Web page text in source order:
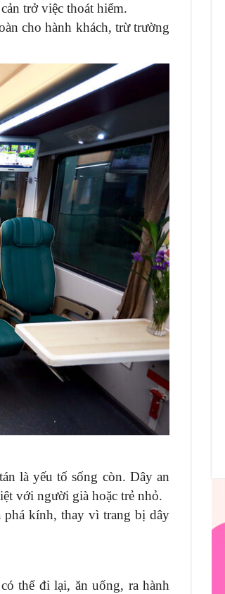
trở việc thoát hiểm.
cho hành khách, trừ trường
là yếu tố sống còn. Dây an
với người già hoặc trẻ nhỏ.
phá kính, thay vì trang bị dây
thể đi lại, ăn uống, ra hành